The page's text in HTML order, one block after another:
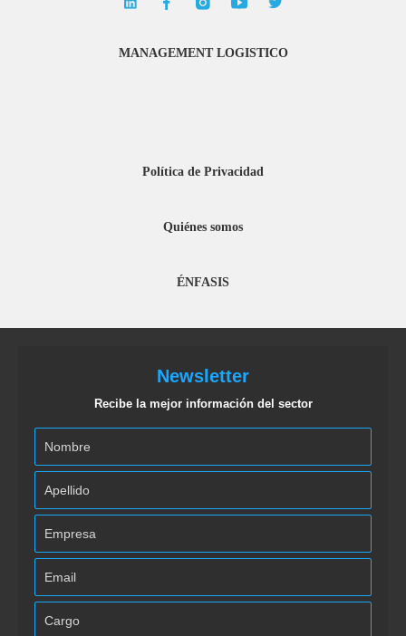
MANAGEMENT LOGISTICO
Política de Privacidad
Quiénes somos
ÉNFASIS
Newsletter
Recibe la mejor información del sector